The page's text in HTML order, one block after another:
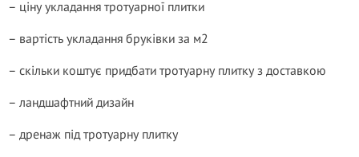
– ціну укладання тротуарної плитки
– вартість укладання бруківки за м2
– скільки коштує придбати тротуарну плитку з доставкою
– ландшафтний дизайн
– дренаж під тротуарну плитку